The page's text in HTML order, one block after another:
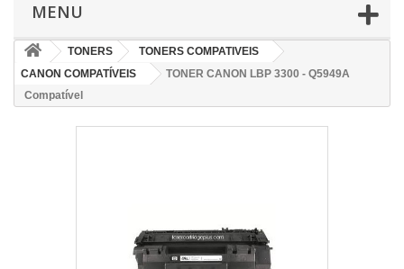
MENU
TONERS
TONERS COMPATIVEIS
CANON COMPATÍVEIS
TONER CANON LBP 3300 - Q5949A
Compatível